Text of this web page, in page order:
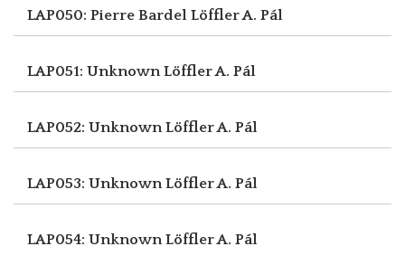
LAP050: Pierre Bardel Löffler A. Pál
LAP051: UnknownLöffler A. Pál
LAP052: UnknownLöffler A. Pál
LAP053: UnknownLöffler A. Pál
LAP054: UnknownLöffler A. Pál